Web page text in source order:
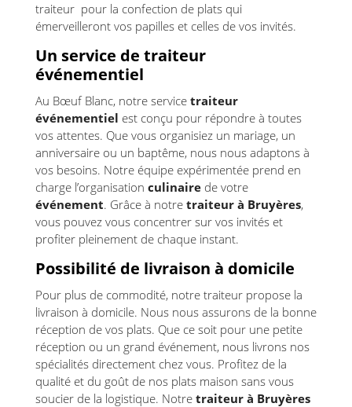
traiteur pour la confection de plats qui
émerveilleront vos papilles et celles de vos invités.
Un service de traiteur
événementiel
Au Bœuf Blanc, notre service traiteur
événementiel est conçu pour répondre à toutes
vos attentes. Que vous organisiez un mariage, un
anniversaire ou un baptême, nous nous adaptons à
vos besoins. Notre équipe expérimentée prend en
charge l’organisation culinairede votre
événement. Grâce à notretraiteur à Bruyères,
vous pouvez vous concentrer sur vos invités et
profiter pleinement de chaque instant.
Possibilité de livraison à domicile
Pour plus de commodité, notre traiteur propose la
livraison à domicile. Nous nous assurons de la bonne
réception de vos plats. Que ce soit pour une petite
réception ou un grand événement, nous livrons nos
spécialités directement chez vous. Profitez de la
qualité et du goût de nos plats maison sans vous
soucier de la logistique. Notre traiteur à Bruyères